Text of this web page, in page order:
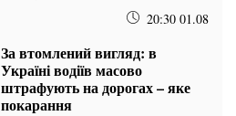
20:30 01.08
За втомлений вигляд: в
Україні водіїв масово
штрафують на дорогах – яке
покарання